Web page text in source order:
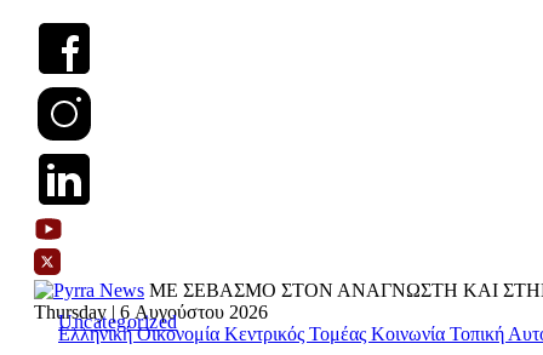
ΜΕ ΣΕΒΑΣΜΟ ΣΤΟΝ ΑΝΑΓΝΩΣΤΗ ΚΑΙ
Thursday | 6 Αυγούστου 2026
Ελληνική Οικονομία Κεντρικός Τομέας Κοινωνία Τοπική
Uncategorized